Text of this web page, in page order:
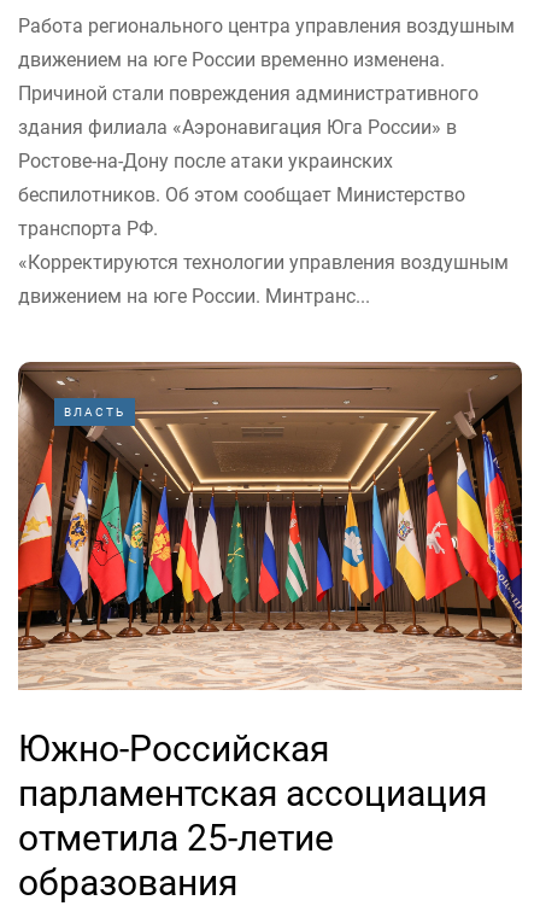
Работа регионального центра управления воздушным
движением на юге России временно изменена.
Причиной стали повреждения административного
здания филиала «Аэронавигация Юга России» в
Ростове-на-Дону после атаки украинских
беспилотников. Об этом сообщает Министерство
транспорта РФ.
«Корректируются технологии управления воздушным
движением на юге России. Минтранс...
ВЛАСТЬ
Южно-Российская
парламентская ассоциация
отметила 25-летие
образования